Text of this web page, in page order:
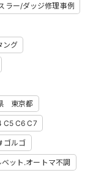
ラー/ダッジ修理事例
ング
東京都
C5 C6 C7
ゴルゴ
ット.オートマ不調